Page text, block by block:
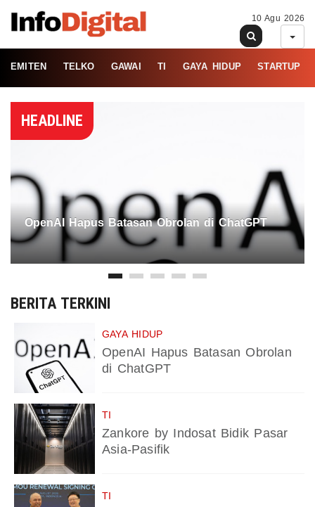
10 Agu 2026
EMITEN TELKO GAWAI TI GAYA HIDUP STARTUP
HEADLINE
OpenAI Hapus Batasan Obrolan di ChatGPT
BERITA TERKINI
GAYA HIDUP
OpenAI Hapus Batasan Obrolan
di ChatGPT
TI
Zankore by Indosat Bidik Pasar
Asia-Pasifik
TI